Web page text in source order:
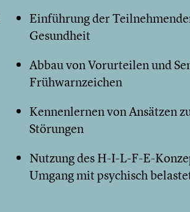
Einführung der
Gesundheit
Abbau von Vorurteilen und
Frühwarnzeichen
Kennenlernen von Ansätzen
Störungen
Nutzung des H-I-L-F-E-
Umgang mit psychisch